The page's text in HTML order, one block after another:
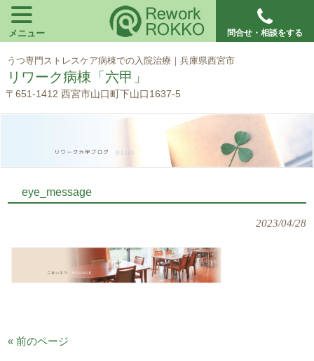
うつ専門ストレスケア病棟での入院治療｜兵庫県西宮市
リワーク病棟「六甲」
〒651-1412 西宮市山口町下山口1637-5
問合せ・相談をする
eye_message
2023/04/28
« 前のページ
メニュー